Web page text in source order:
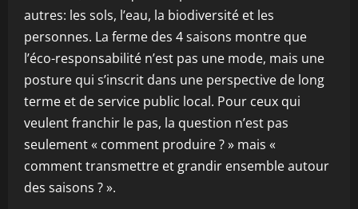
autres: les sols, l’eau, la biodiversité et les
personnes. La ferme des 4 saisons montre que
l’éco-responsabilité n’est pas une mode, mais une
posture qui s’inscrit dans une perspective de long
terme et de service public local. Pour ceux qui
veulent franchir le pas, la question n’est pas
seulement « comment produire ? » mais «
comment transmettre et grandir ensemble autour
des saisons ? ».